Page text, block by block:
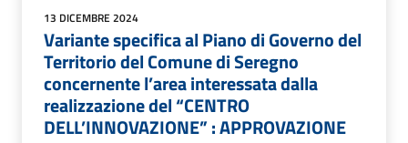
13 DICEMBRE 2024
Variante specifica al Piano di Governo del
Territorio del Comune di Seregno
concernente l’area interessata dalla
realizzazione del “CENTRO
DELL’INNOVAZIONE” : APPROVAZIONE